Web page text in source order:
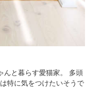
んと暮らす愛猫家。 多頭
特に気をつけたいそうで